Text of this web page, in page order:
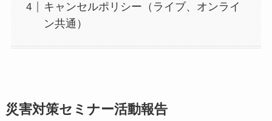
キャンセルポリシー（ライブ、オンライ
ン共通）
災害対策セミナー活動報告